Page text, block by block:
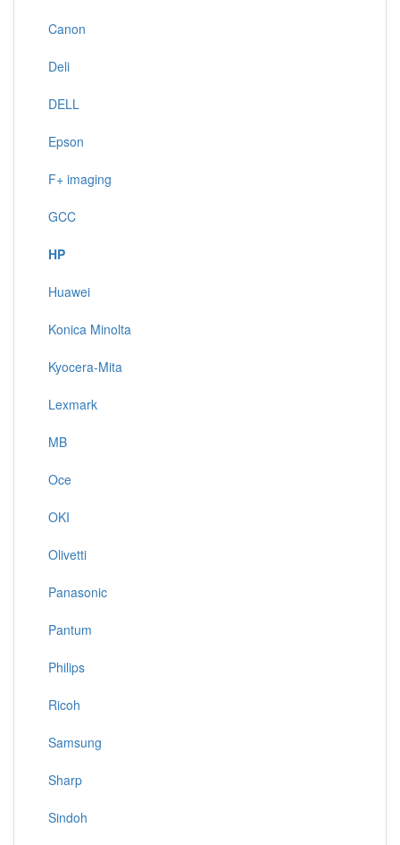
Canon
Deli
DELL
Epson
F+ imaging
GCC
HP
Huawei
Konica Minolta
Kyocera-Mita
Lexmark
MB
Oce
OKI
Olivetti
Panasonic
Pantum
Philips
Ricoh
Samsung
Sharp
Sindoh